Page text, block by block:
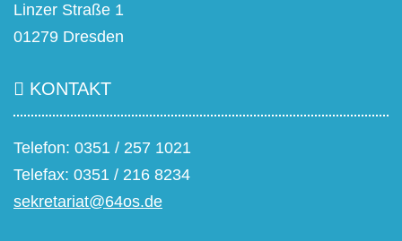
Linzer Straße 1
01279 Dresden
KONTAKT
Telefon: 0351 / 257 1021
Telefax: 0351 / 216 8234
sekretariat@64os.de